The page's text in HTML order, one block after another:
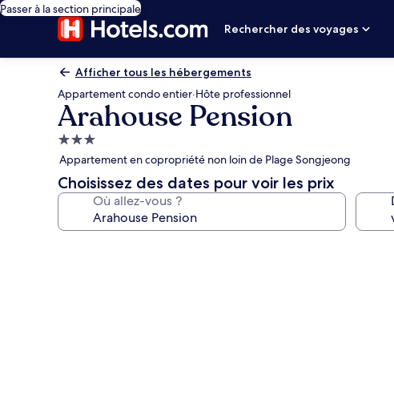
Passer à la section principale
Rechercher des voyages
Afficher tous les hébergements
Appartement condo entier·Hôte professionnel
Arahouse Pension
Hébergement
3.0 étoiles
Appartement en copropriété non loin de Plage Songjeong
Choisissez des dates pour voir les prix
Où allez-vous ?